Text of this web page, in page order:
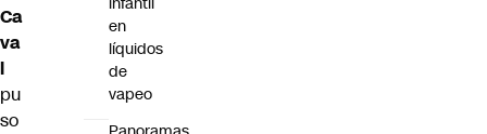
Ca
va
l
pu
so
en
líquidos
de
vapeo